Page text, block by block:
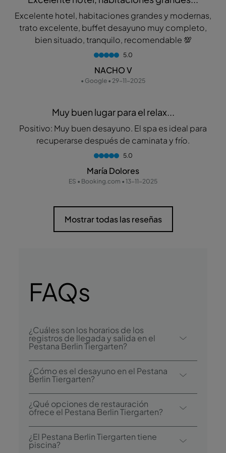
Excelente hotel, habitaciones grandes y modernas,
trato excelente, buffet desayuno muy completo,
bien situado, tranquilo, recomendable 💯
5.0
NACHO V
• Google • 29-11-2025
Muy buen lugar para el relax...
Positivo: Muy buen desayuno. El spa es ideal para
recuperarse después de caminata y frío.
5.0
María Dolores
ES • Booking.com • 13-11-2025
Mostrar todas las reseñas
FAQs
¿Cuáles son los horarios de los
registros de llegada y salida en el
Pestana Berlin Tiergarten?
El registro de llegada en el Pestana Berlin
Tiergarten comienza a las 15:00, y el registro
¿Cómo es el desayuno en el Pestana
Berlin Tiergarten?
El desayuno se sirve en forma de bufé.
¿Qué opciones de restauración
ofrece el Pestana Berlin Tiergarten?
El Pestana Berlin Tiergarten dispone de un
restaurante: Restaurante Atlantis
¿El Pestana Berlin Tiergarten tiene
piscina?